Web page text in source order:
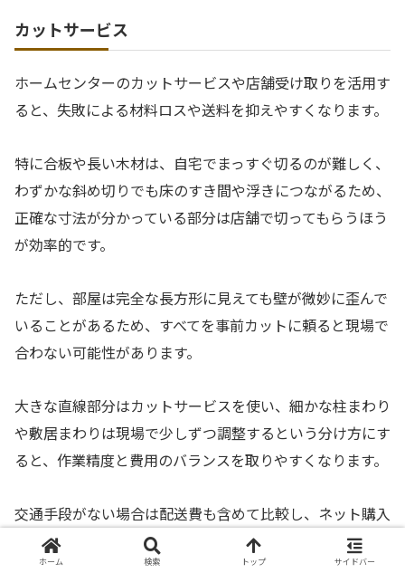
カットサービス
ホームセンターのカットサービスや店舗受け取りを活用す
ると、失敗による材料ロスや送料を抑えやすくなります。
特に合板や長い木材は、自宅でまっすぐ切るのが難しく、
わずかな斜め切りでも床のすき間や浮きにつながるため、
正確な寸法が分かっている部分は店舗で切ってもらうほう
が効率的です。
ただし、部屋は完全な長方形に見えても壁が微妙に歪んで
いることがあるため、すべてを事前カットに頼ると現場で
合わない可能性があります。
大きな直線部分はカットサービスを使い、細かな柱まわり
や敷居まわりは現場で少しずつ調整するという分け方にす
ると、作業精度と費用のバランスを取りやすくなります。
交通手段がない場合は配送費も含めて比較し、ネット購入
と店舗購入のどちらが総額で安いかを見てから選ぶと余計
な出費を避けられます。
ホーム 検索 トップ サイドバー